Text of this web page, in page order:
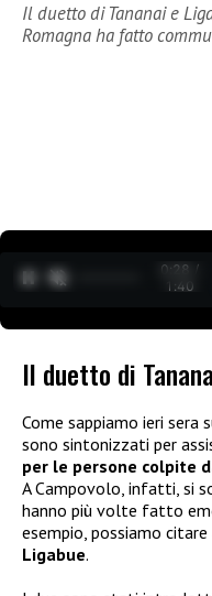
Il duetto di Tananai e
Romagna ha fatto
0:30 /
1:40
Il duetto di
Come sappiamo ieri sera
sono sintonizzati per
per le persone colpite
A Campovolo, infatti, si
hanno più volte fatto
esempio, possiamo citare
Ligabue.